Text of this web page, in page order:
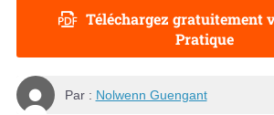
Téléchargez gratuitement
Pratique
Par : Nolwenn Guengant